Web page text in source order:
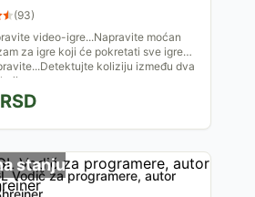
(93)
video-igre...Napravite moćan
za igre koji će pokretati sve igre
koliziju između dva
RSD
stanju
Vodič za programere, autor